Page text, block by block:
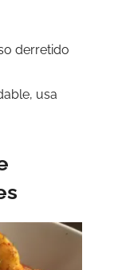
derretido
usa